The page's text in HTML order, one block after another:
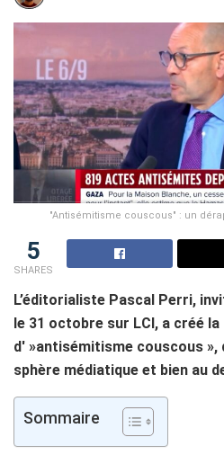
"Antisémitisme couscous" : un
5
SHARES
L’éditorialiste Pascal Perri,
le 31 octobre sur LCI, a créé
d' »antisémitisme couscous »,
sphère médiatique et bien au
Sommaire